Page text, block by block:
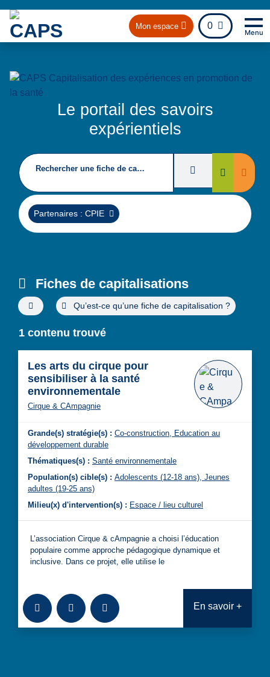
Mon espace 0
fichier
Menu
Le portail des savoirs
expérientiels
Rechercher une fiche de capitalisation Filtres deRechercher
Supprimer
Partenaires : CPIE
Fiches de capitalisations
Filtres de recherche avancée
Qu’est-ce qu’une fiche de capitalisation ?
1 contenu trouvé
Les arts du cirque pour
sensibiliser à la santé
environnementale
Cirque & CAmpagnie
Grande(s) stratégie(s) : Co-construction, Education au
développement durable
Thématiques(s) : Santé environnementale
Population(s) cible(s) : Adolescents (12-18 ans), Jeunes
adultes (19-25 ans)
Milieu(x) d'intervention(s) : Espace / lieu culturel
L’association Cirque & cAmpagnie a choisi l’éducation
populaire comme approche pédagogique dynamique et
inclusive. Dans ce projet, elle utilise le
Ajouter à la bibliothèque
TéléchargerConsulter En savoir +